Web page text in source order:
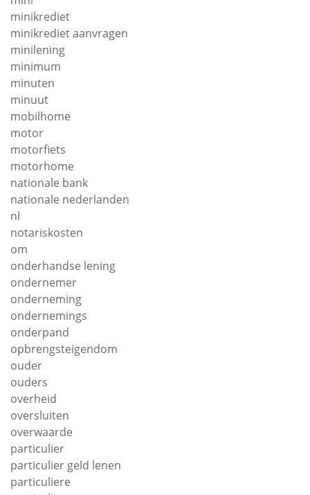
minikrediet
minikrediet aanvragen
minilening
minimum
minuten
minuut
mobilhome
motor
motorfiets
motorhome
nationale bank
nationale nederlanden
nl
notariskosten
om
onderhandse lening
ondernemer
onderneming
ondernemings
onderpand
opbrengsteigendom
ouder
ouders
overheid
oversluiten
overwaarde
particulier
particulier geld lenen
particuliere